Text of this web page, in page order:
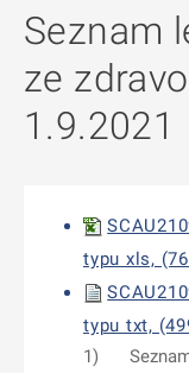
Seznam
ze
1.9.2021
typu xls,
typu txt,
1) Seznam